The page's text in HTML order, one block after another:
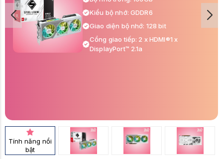
Kiểu bộ nhớ: GDDR6
Giao diện bộ nhớ: 128 bit
Cổng giao tiếp: 2 x HDMI®1 x
DisplayPort™ 2.1a
Tính năng nổi
bật